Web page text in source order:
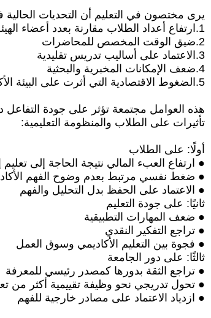
يرى مختصون في التعليم أن التحديات
1.ارتفاع أعداد الطلاب مقارنة بعدد أعضاء الهيئة التدريسية
2.ضيق الوقت المخصص للمحاضرات
3.الاعتماد على أساليب تدريس تقليدية
4.ضعف الإمكانات المخبرية والبحثية
5.الضغوط الاقتصادية التي أثرت على البيئة الأكاديمية
هذه العوامل مجتمعة تؤثر على جودة التفاعل
تأثيرات على الطلاب والمنظومة التعليمية:
أولًا: على الطلاب
● ارتفاع العبء المالي نتيجة الحاجة إلى
● ضغط نفسي مرتبط بعدم وضوح الفهم
● الاعتماد على الحفظ بدل التحليل والفهم
ثانيًا: على جودة التعليم
● ضعف المهارات التطبيقية
● تراجع التفكير النقدي
● فجوة بين التعليم الأكاديمي وسوق العمل
ثالثًا: على دور الجامعة
● تراجع الثقة بدورها كمصدر رئيسي للمعرفة
● تحول تدريجي نحو وظيفة تقييمية أكثر من
● ازدياد الاعتماد على مصادر خارجية للفهم